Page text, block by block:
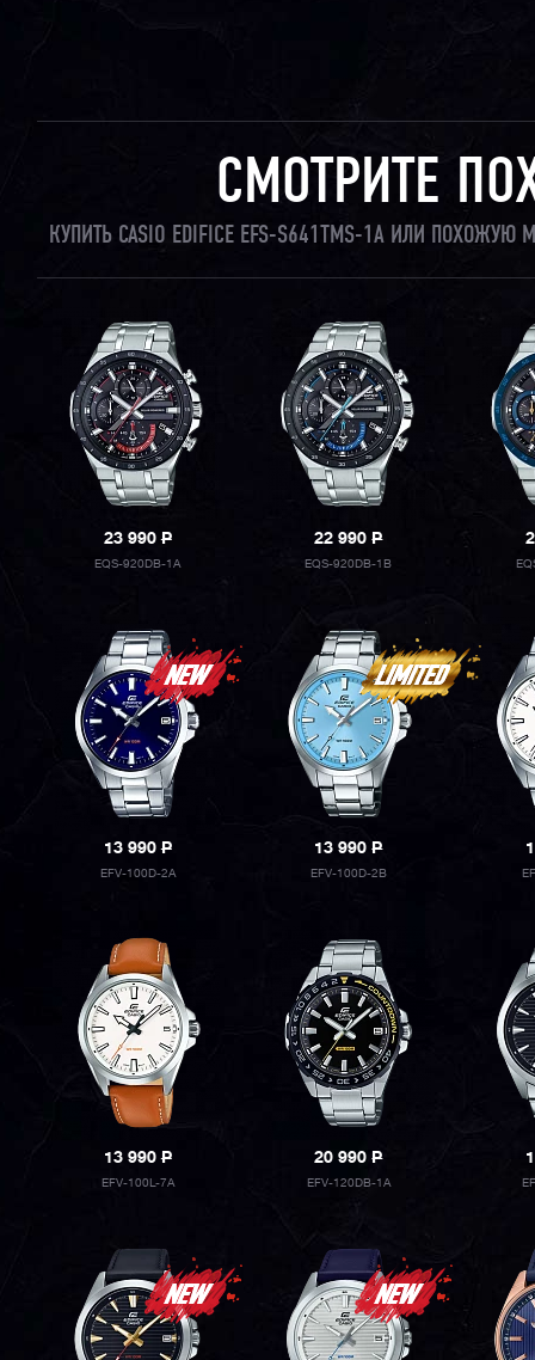
СМОТРИТЕ
КУПИТЬ CASIO EDIFICE EFS-S641TMS-1A ИЛИ
23 990P
EQS-920DB-1A
22 990P
EQS-920DB-1B
13 990P
EFV-100D-2A
13 990P
EFV-100D-2B
13 990P
EFV-100L-7A
20 990P
EFV-120DB-1A